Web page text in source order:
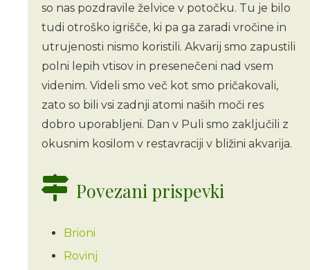
so nas pozdravile želvice v potočku. Tu je bilo
tudi otroško igrišče, ki pa ga zaradi vročine in
utrujenosti nismo koristili. Akvarij smo zapustili
polni lepih vtisov in presenečeni nad vsem
videnim. Videli smo več kot smo pričakovali,
zato so bili vsi zadnji atomi naših moči res
dobro uporabljeni. Dan v Puli smo zaključili z
okusnim kosilom v restavraciji v bližini akvarija.
Povezani prispevki
Brioni
Rovinj